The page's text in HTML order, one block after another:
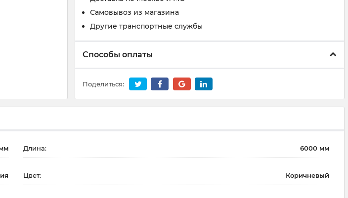
Самовывоз из магазина
Другие транспортные службы
Способы оплаты
Поделиться:
Длина: 6000 мм
Цвет: Коричневый